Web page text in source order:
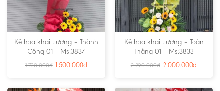
Kệ hoa khai trương – Thành
Công 01 – Ms:3837
1.730.000₫ 1.500.000₫
Kệ hoa khai trương – Toàn
Thắng 01 – Ms:3833
2.290.000₫ 2.000.000₫